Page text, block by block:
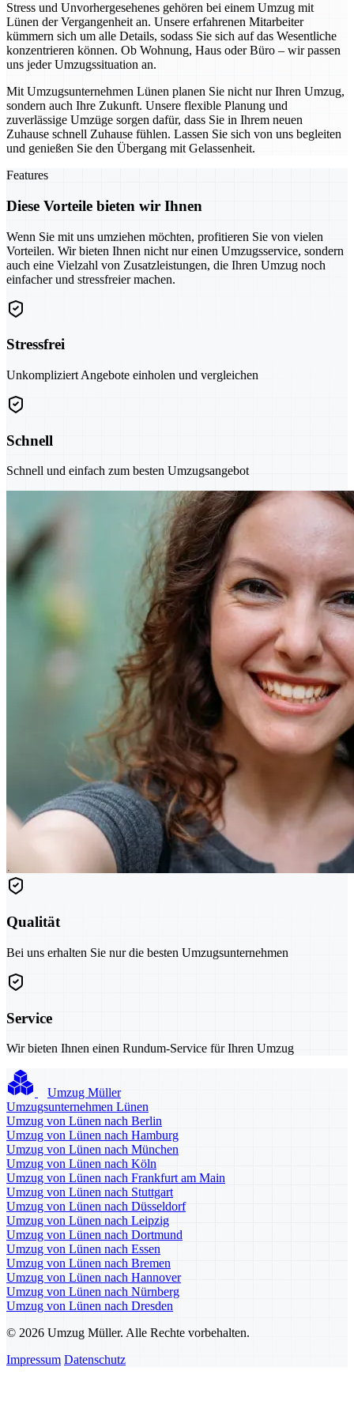
Stress und Unvorhergesehenes gehören bei einem Umzug mit
Lünen der Vergangenheit an. Unsere erfahrenen Mitarbeiter
kümmern sich um alle Details, sodass Sie sich auf das Wesentliche
konzentrieren können. Ob Wohnung, Haus oder Büro – wir passen
uns jeder Umzugssituation an.
Mit Umzugsunternehmen Lünen planen Sie nicht nur Ihren Umzug,
sondern auch Ihre Zukunft. Unsere flexible Planung und
zuverlässige Umzüge sorgen dafür, dass Sie in Ihrem neuen
Zuhause schnell Zuhause fühlen. Lassen Sie sich von uns begleiten
und genießen Sie den Übergang mit Gelassenheit.
Features
Diese Vorteile bieten wir Ihnen
Wenn Sie mit uns umziehen möchten, profitieren Sie von vielen
Vorteilen. Wir bieten Ihnen nicht nur einen Umzugsservice, sondern
auch eine Vielzahl von Zusatzleistungen, die Ihren Umzug noch
einfacher und stressfreier machen.
Stressfrei
Unkompliziert Angebote einholen und vergleichen
Schnell
Schnell und einfach zum besten Umzugsangebot
Qualität
Bei uns erhalten Sie nur die besten Umzugsunternehmen
Service
Wir bieten Ihnen einen Rundum-Service für Ihren Umzug
Umzug Müller
Umzugsunternehmen Lünen
Umzug von Lünen nach Berlin
Umzug von Lünen nach Hamburg
Umzug von Lünen nach München
Umzug von Lünen nach Köln
Umzug von Lünen nach Frankfurt am Main
Umzug von Lünen nach Stuttgart
Umzug von Lünen nach Düsseldorf
Umzug von Lünen nach Leipzig
Umzug von Lünen nach Dortmund
Umzug von Lünen nach Essen
Umzug von Lünen nach Bremen
Umzug von Lünen nach Hannover
Umzug von Lünen nach Nürnberg
Umzug von Lünen nach Dresden
© 2026 Umzug Müller. Alle Rechte vorbehalten.
Impressum Datenschutz